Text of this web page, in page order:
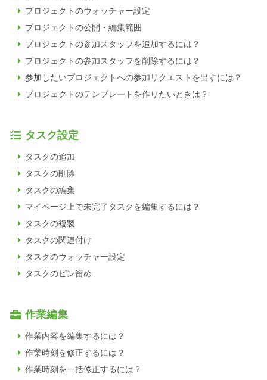
プロジェクトのウォッチャー設定
プロジェクトの公開・編集範囲
プロジェクトの参加スタッフを追加するには？
プロジェクトの参加スタッフを削除するには？
参加したいプロジェクトへの参加リクエストを出すには？
プロジェクトのテンプレートを作りたいときは？
タスク設定
タスクの追加
タスクの削除
タスクの編集
マイページ上で未完了タスクを編集するには？
タスクの複製
タスクの関連付け
タスクのウォッチャー設定
タスクのピン留め
作業編集
作業内容を編集するには？
作業時刻を修正するには？
作業時刻を一括修正するには？